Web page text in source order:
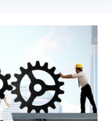
la sicurezza dei